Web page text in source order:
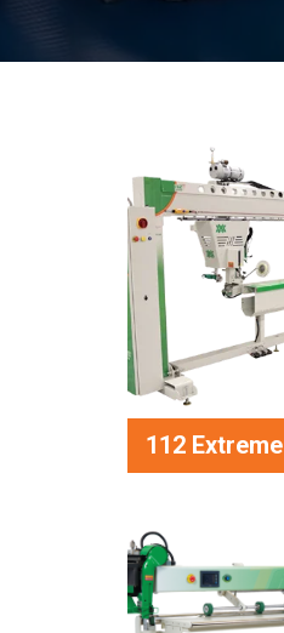
112 Extreme